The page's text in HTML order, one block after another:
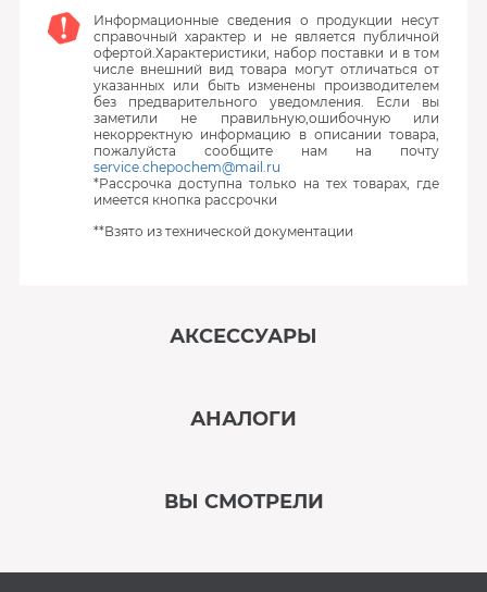
Информационные сведения о продукции несут
справочный характер и не является публичной
офертой.Характеристики, набор поставки и в том
числе внешний вид товара могут отличаться от
указанных или быть изменены производителем
без предварительного уведомления. Если вы
заметили не правильную,ошибочную или
некорректную информацию в описании товара,
пожалуйста сообщите нам на почту
service.chepochem@mail.ru
*Рассрочка доступна только на тех товарах, где
имеется кнопка рассрочки
**Взято из технической документации
АКСЕССУАРЫ
АНАЛОГИ
ВЫ СМОТРЕЛИ